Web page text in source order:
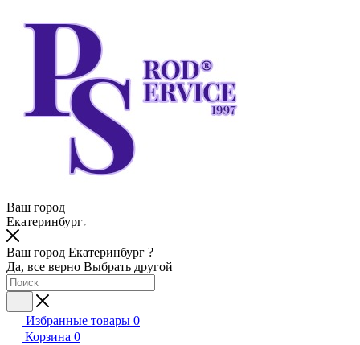
Ваш город
Екатеринбург
Ваш город Екатеринбург ?
Да, все верно Выбрать другой
Избранные товары 0
Корзина 0